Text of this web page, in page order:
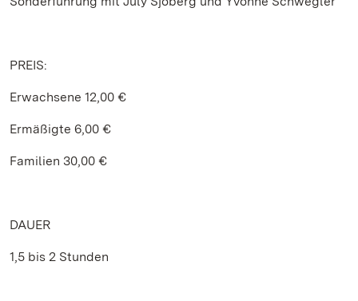
PREIS:
Erwachsene 12,00 €
Ermäßigte 6,00 €
Familien 30,00 €
DAUER
1,5 bis 2 Stunden